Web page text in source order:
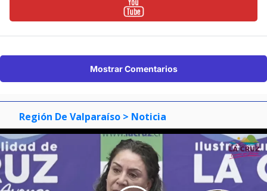
Mostrar Comentarios
Región De Valparaíso > Noticia